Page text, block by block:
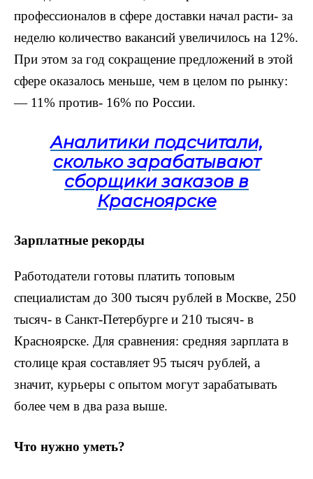
профессионалов в сфере доставки начал расти- за
неделю количество вакансий увеличилось на 12%.
При этом за год сокращение предложений в этой
сфере оказалось меньше, чем в целом по рынку:
— 11% против- 16% по России.
Аналитики подсчитали,
сколько зарабатывают
сборщики заказов в
Красноярске
Зарплатные рекорды
Работодатели готовы платить топовым
специалистам до 300 тысяч рублей в Москве, 250
тысяч- в Санкт-Петербурге и 210 тысяч- в
Красноярске. Для сравнения: средняя зарплата в
столице края составляет 95 тысяч рублей, а
значит, курьеры с опытом могут зарабатывать
более чем в два раза выше.
Что нужно уметь?